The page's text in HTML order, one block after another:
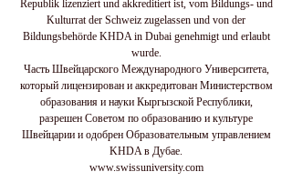
Republik lizenziert und akkreditiert ist, vom Bildungs- und
Kulturrat der Schweiz zugelassen und von der
Bildungsbehörde KHDA in Dubai genehmigt und erlaubt
wurde.
Часть Швейцарского Международного Университета,
который лицензирован и аккредитован Министерством
образования и науки Кыргызской Республики,
разрешен Советом по образованию и культуре
Швейцарии и одобрен Образовательным управлением
KHDA в Дубае.
www.swissuniversity.com